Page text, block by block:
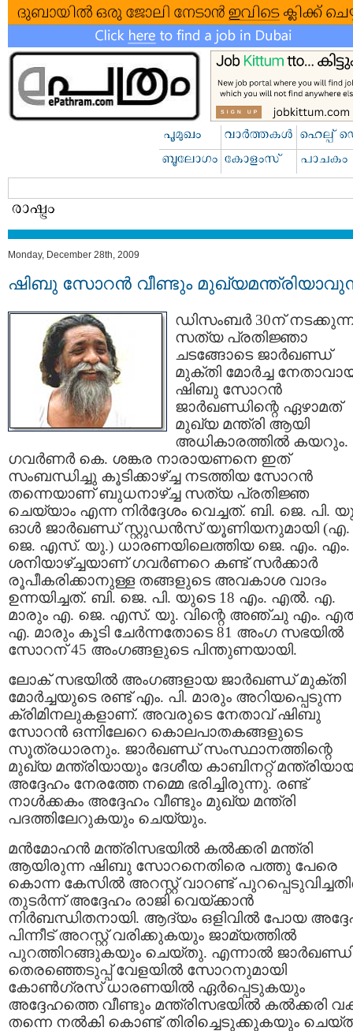
Monday, December 28th, 2009
ഷിബു സോറന്‍ വീണ്ടും
ഡിസംബര്‍ 30ന്
സത്യ പ്രതിജ്ഞാ
ചടങ്ങോടെ ജാര്‍ഖണ്ഡ്
മുക്തി മോര്‍ച്ച
ഷിബു സോറന്‍
ജാര്‍ഖണ്ഡിന്റെ ഏഴാമത്
മുഖ്യ മന്ത്രി ആയി
അധികാരത്തില്‍ കയറും.
ഗവര്‍ണര്‍ കെ. ശങ്കര നാരായണനെ ഇത്
സംബന്ധിച്ചു കൂടിക്കാഴ്‌ച്ച നടത്തിയ സോറന്‍
തന്നെയാണ് ബുധനാഴ്‌ച്ച സത്യ പ്രതിജ്ഞ
ചെയ്യാം എന്ന നിര്‍ദ്ദേശം വെച്ചത്. ബി. ജെ. പി.
ഓള്‍ ജാര്‍ഖണ്ഡ് സ്റ്റുഡന്‍സ് യൂണിയനുമായി (എ.
ജെ. എസ്. യു.) ധാരണയിലെത്തിയ ജെ. എം. എം.
ശനിയാഴ്‌ച്ചയാണ് ഗവര്‍ണറെ കണ്ട് സര്‍ക്കാര്‍
രൂപീകരിക്കാനുള്ള തങ്ങളുടെ അവകാശ വാദം
ഉന്നയിച്ചത്. ബി. ജെ. പി. യുടെ 18 എം. എല്‍. എ.
മാരും എ. ജെ. എസ്. യു. വിന്റെ അഞ്ചു എം.
എ. മാരും കൂടി ചേര്‍ന്നതോടെ 81 അംഗ സഭയില്‍
സോറന് 45 അംഗങ്ങളുടെ പിന്തുണയായി.
ലോക് സഭയില്‍ അംഗങ്ങളായ ജാര്‍ഖണ്ഡ്‌ മുക്തി
മോര്‍ച്ചയുടെ രണ്ട്‌ എം. പി. മാരും അറിയപ്പെടുന്ന
ക്രിമിനലുകളാണ്‌. അവരുടെ നേതാവ്‌ ഷിബു
സോറന്‍ ഒന്നിലേറെ കൊലപാതകങ്ങളുടെ
സൂത്രധാരനും. ജാര്‍ഖണ്ഡ്‌ സംസ്ഥാനത്തിന്റെ
മുഖ്യ മന്ത്രിയായും ദേശീയ കാബിനറ്റ്‌
അദ്ദേഹം നേരത്തേ നമ്മെ ഭരിച്ചിരുന്നു. രണ്ട്
നാള്‍ക്കകം അദ്ദേഹം വീണ്ടും മുഖ്യ മന്ത്രി
പദത്തിലേറുകയും ചെയ്യും.
മന്‍‌മോഹന്‍ മന്ത്രിസഭയില്‍ കല്‍ക്കരി മന്ത്രി
ആയിരുന്ന ഷിബു സോറനെതിരെ പത്തു പേരെ
കൊന്ന കേസില്‍ അറസ്റ്റ് വാറണ്ട്
തുടര്‍ന്ന് അദ്ദേഹം രാജി വെയ്ക്കാന്‍
നിര്‍ബന്ധിതനായി. ആദ്യം ഒളിവില്‍ പോയ
പിന്നീട് അറസ്റ്റ് വരിക്കുകയും ജാമ്യത്തില്‍
പുറത്തിറങ്ങുകയും ചെയ്തു. എന്നാല്‍
തെരഞ്ഞെടുപ്പ് വേളയില്‍ സോറനുമായി
കോണ്‍ഗ്രസ് ധാരണയില്‍ ഏര്‍പ്പെടുകയും
അദ്ദേഹത്തെ വീണ്ടും മന്ത്രിസഭയില്‍ കല്‍ക്കരി
തന്നെ നല്‍കി കൊണ്ട് തിരിച്ചെടുക്കുകയും